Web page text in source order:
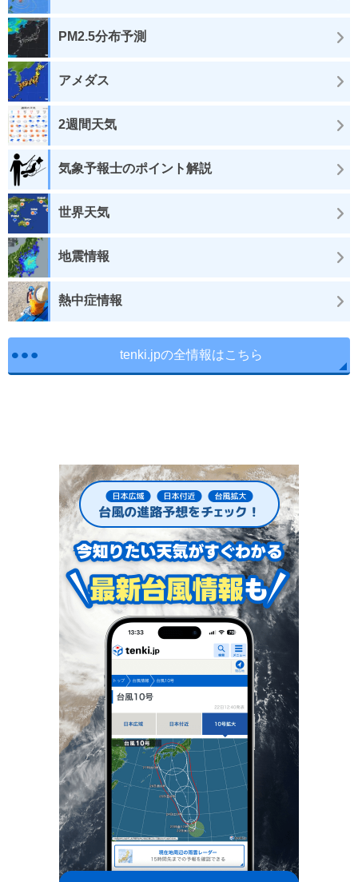
PM2.5分布予測
アメダス
2週間天気
気象予報士のポイント解説
世界天気
地震情報
熱中症情報
tenki.jpの全情報はこちら